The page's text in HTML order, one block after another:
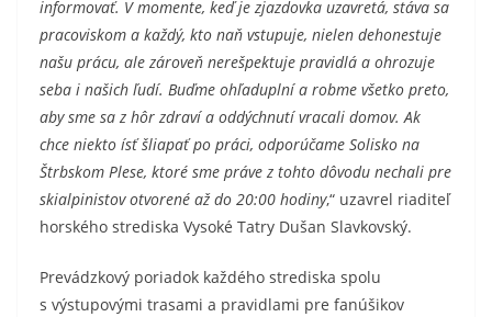
informovať. V momente, keď je zjazdovka uzavretá, stáva sa
pracoviskom a každý, kto naň vstupuje, nielen dehonestuje
našu prácu, ale zároveň nerešpektuje pravidlá a ohrozuje
seba i našich ľudí. Buďme ohľaduplní a robme všetko preto,
aby sme sa z hôr zdraví a oddýchnutí vracali domov. Ak
chce niekto ísť šliapať po práci, odporúčame Solisko na
Štrbskom Plese, ktoré sme práve z tohto dôvodu nechali pre
skialpinistov otvorené až do 20:00 hodiny,“ uzavrel riaditeľ
horského strediska Vysoké Tatry Dušan Slavkovský.
Prevádzkový poriadok každého strediska spolu
s výstupovými trasami a pravidlami pre fanúšikov